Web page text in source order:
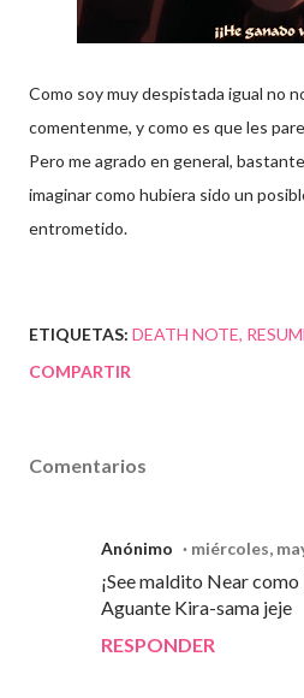
Como soy muy despistada igual no
comentenme, y como es que les
Pero me agrado en general,
imaginar como hubiera sido un
entrometido.
ETIQUETAS: DEATH NOTE
COMPARTIR
Comentarios
Anónimo miércoles,
¡See maldito Near
Aguante Kira-sama jeje
RESPONDER